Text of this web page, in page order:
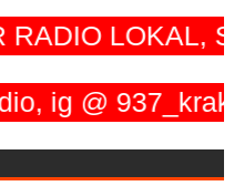
LOKAL,
@